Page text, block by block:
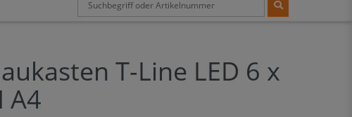
T-Line LED 6 x
A4